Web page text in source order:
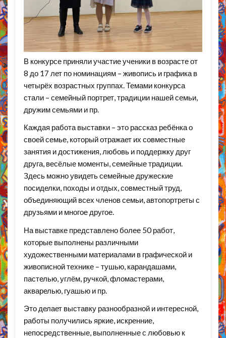
В конкурсе приняли участие ученики в возрасте от
8 до 17 лет по номинациям – живопись и графика в
четырёх возрастных группах. Темами конкурса
стали – семейный портрет, традиции нашей семьи,
дружим семьями и пр.
Каждая работа выставки – это рассказ ребёнка о
своей семье, который отражает их совместные
занятия и достижения, любовь и поддержку друг
друга, весёлые моменты, семейные традиции.
Здесь можно увидеть семейные дружеские
посиделки, походы и отдых, совместный труд,
объединяющий всех членов семьи, автопортреты с
друзьями и многое другое.
На выставке представлено более 50 работ,
которые выполнены различными
художественными материалами в графической и
живописной технике – тушью, карандашами,
пастелью, углём, ручкой, фломастерами,
акварелью, гуашью и пр.
Это делает выставку разнообразной и интересной,
работы получились яркие, искренние,
непосредственные, выполненные с любовью к